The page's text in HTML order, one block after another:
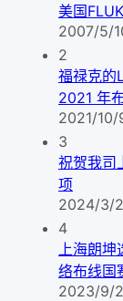
美国
2007/5/
2
福禄克的
2021 年
2021/10/
3
祝贺我司
项
2024/3/
4
上海朗
络布线国
2023/9/